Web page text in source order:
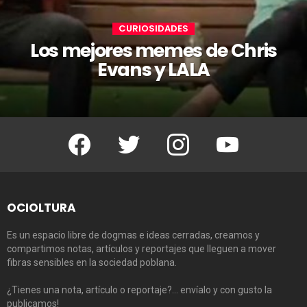
CURIOSIDADES
Los mejores memes de Chris
Evans y LALA
Facebook Twitter Instagram Youtube
OCIOLTURA
Es un espacio libre de dogmas e ideas cerradas, creamos y
compartimos notas, artículos y reportajes que lleguen a mover
fibras sensibles en la sociedad poblana.
¿Tienes una nota, artículo o reportaje?… envíalo y con gusto la
publicamos!